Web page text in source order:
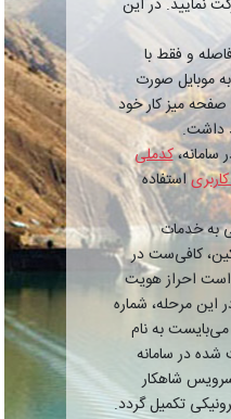
و فقط با
موبایل صورت
میز کار خود
داشت.
سامانه،کدملی
استفاده
به خدمات
کافی‌ست در
احراز هویت
این مرحله، شماره
به نام
در سامانه
شاهکار
تکمیل گردد.